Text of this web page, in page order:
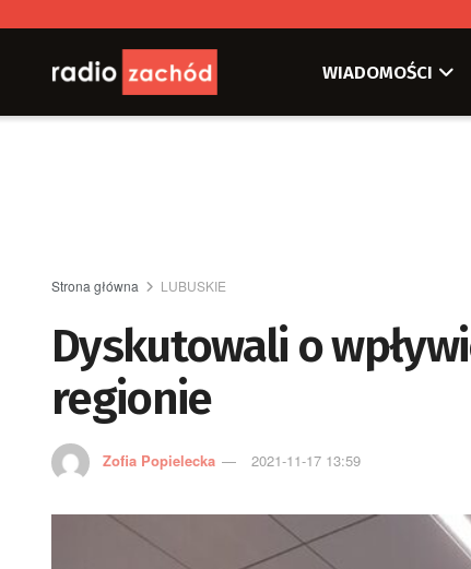
WIADOMOŚCI
Strona główna LUBUSKIE
Dyskutowali o
regionie
Zofia Popielecka 2021-11-17 13:59